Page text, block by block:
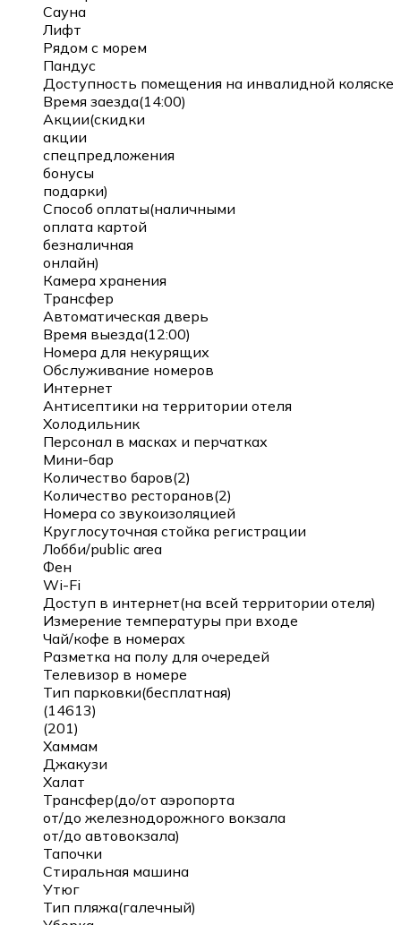
Сауна
Лифт
Рядом с морем
Пандус
Доступность помещения на инвалидной коляске
Время заезда(14:00)
Акции(скидки
акции
спецпредложения
бонусы
подарки)
Способ оплаты(наличными
оплата картой
безналичная
онлайн)
Камера хранения
Трансфер
Автоматическая дверь
Время выезда(12:00)
Номера для некурящих
Обслуживание номеров
Интернет
Антисептики на территории отеля
Холодильник
Персонал в масках и перчатках
Мини-бар
Количество баров(2)
Количество ресторанов(2)
Номера со звукоизоляцией
Круглосуточная стойка регистрации
Лобби/public area
Фен
Wi-Fi
Доступ в интернет(на всей территории отеля)
Измерение температуры при входе
Чай/кофе в номерах
Разметка на полу для очередей
Телевизор в номере
Тип парковки(бесплатная)
(14613)
(201)
Хаммам
Джакузи
Халат
Трансфер(до/от аэропорта
от/до железнодорожного вокзала
от/до автовокзала)
Тапочки
Стиральная машина
Утюг
Тип пляжа(галечный)